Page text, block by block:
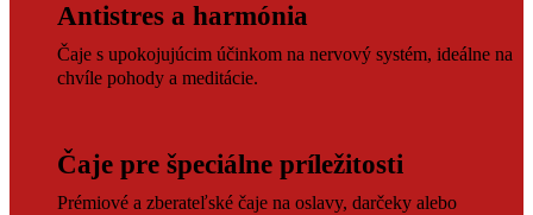
Antistres a harmónia
Čaje s upokojujúcim účinkom na nervový systém, ideálne na
chvíle pohody a meditácie.
Čaje pre špeciálne príležitosti
Prémiové a zberateľské čaje na oslavy, darčeky alebo